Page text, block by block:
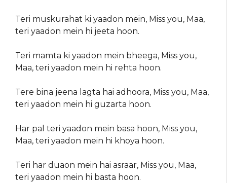
Teri muskurahat ki yaadon mein, Miss you, Maa,
teri yaadon mein hi jeeta hoon.
Teri mamta ki yaadon mein bheega, Miss you,
Maa, teri yaadon mein hi rehta hoon.
Tere bina jeena lagta hai adhoora, Miss you, Maa,
teri yaadon mein hi guzarta hoon.
Har pal teri yaadon mein basa hoon, Miss you,
Maa, teri yaadon mein hi khoya hoon.
Teri har duaon mein hai asraar, Miss you, Maa,
teri yaadon mein hi basta hoon.